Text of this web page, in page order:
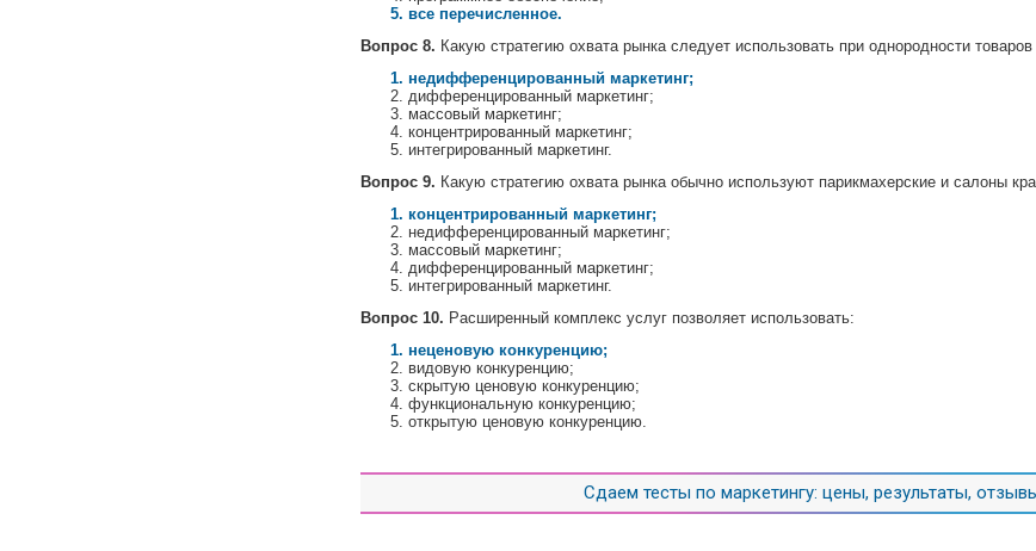
все перечисленное.
Вопрос 8. Какую стратегию охвата рынка следует использовать при однородности
недифференцированный маркетинг;
дифференцированный маркетинг;
массовый маркетинг;
концентрированный маркетинг;
интегрированный маркетинг.
Вопрос 9. Какую стратегию охвата рынка обычно используют парикмахерские и салоны
концентрированный маркетинг;
недифференцированный маркетинг;
массовый маркетинг;
дифференцированный маркетинг;
интегрированный маркетинг.
Вопрос 10. Расширенный комплекс услуг позволяет использовать:
неценовую конкуренцию;
видовую конкуренцию;
скрытую ценовую конкуренцию;
функциональную конкуренцию;
открытую ценовую конкуренцию.
Сдаем тесты по маркетингу: цены, результаты,